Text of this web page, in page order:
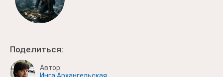
Поделиться:
Автор: